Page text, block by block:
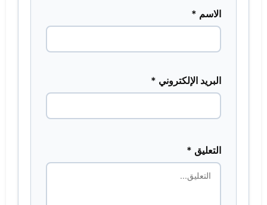
الاسم *
البريد الإلكتروني *
التعليق *